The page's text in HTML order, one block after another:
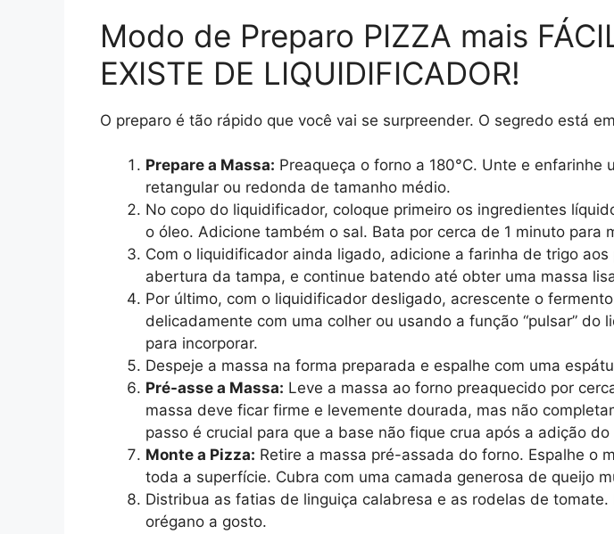
Modo de Preparo PIZZA mais
EXISTE DE LIQUIDIFICADOR!
O preparo é tão rápido que você vai se surpreender. O segredo está
Prepare a Massa: Preaqueça o forno a 180°C. Unte e enfarinhe
retangular ou redonda de tamanho médio.
No copo do liquidificador, coloque primeiro os ingredientes
o óleo. Adicione também o sal. Bata por cerca de 1 minuto para
Com o liquidificador ainda ligado, adicione a farinha de trigo aos
abertura da tampa, e continue batendo até obter uma massa
Por último, com o liquidificador desligado, acrescente o
delicadamente com uma colher ou usando a função “pulsar” do
para incorporar.
Despeje a massa na forma preparada e espalhe com uma
Pré-asse a Massa: Leve a massa ao forno preaquecido por
massa deve ficar firme e levemente dourada, mas não
passo é crucial para que a base não fique crua após a adição do
Monte a Pizza: Retire a massa pré-assada do forno. Espalhe o
toda a superfície. Cubra com uma camada generosa de queijo
Distribua as fatias de linguiça calabresa e as rodelas de tomate.
orégano a gosto.